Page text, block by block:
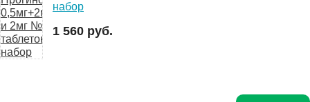
набор
1 560 руб.